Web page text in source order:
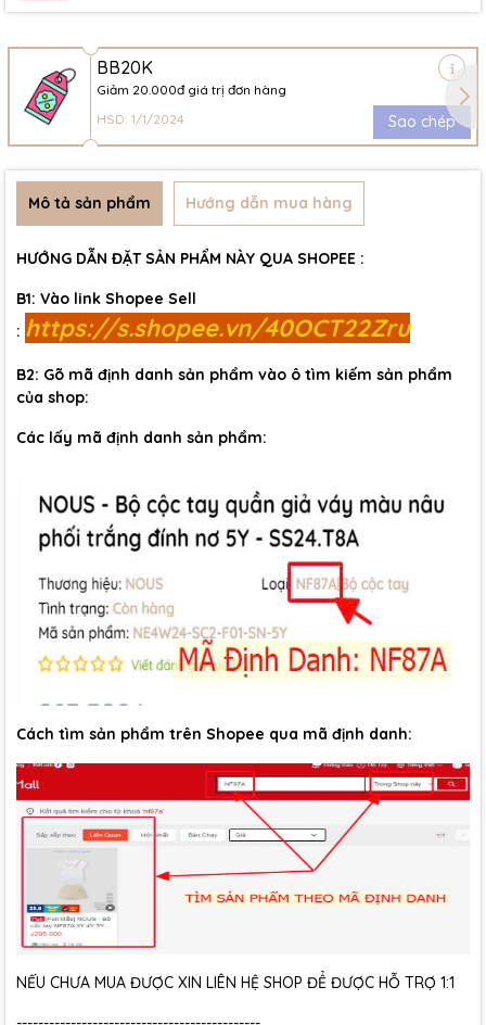
BB20K
Giảm 20.000đ giá trị đơn hàng
HSD: 1/1/2024
Sao chép
Mô tả sản phẩm Hướng dẫn mua hàng
HƯỚNG DẪN ĐẶT SẢN PHẨM NÀY QUA SHOPEE :
B1: Vào link Shopee Sell
: https://s.shopee.vn/40OCT22Zru
B2: Gõ mã định danh sản phẩm vào ô tìm kiếm sản phẩm
của shop:
Các lấy mã định danh sản phẩm:
Cách tìm sản phẩm trên Shopee qua mã định danh:
NẾU CHƯA MUA ĐƯỢC XIN LIÊN HỆ SHOP ĐỂ ĐƯỢC HỖ TRỢ 1:1